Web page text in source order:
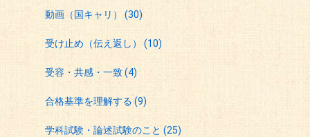
動画（国キャリ） (30)
受け止め（伝え返し） (10)
受容・共感・一致(4)
合格基準を理解する (9)
学科試験・論述試験のこと (25)